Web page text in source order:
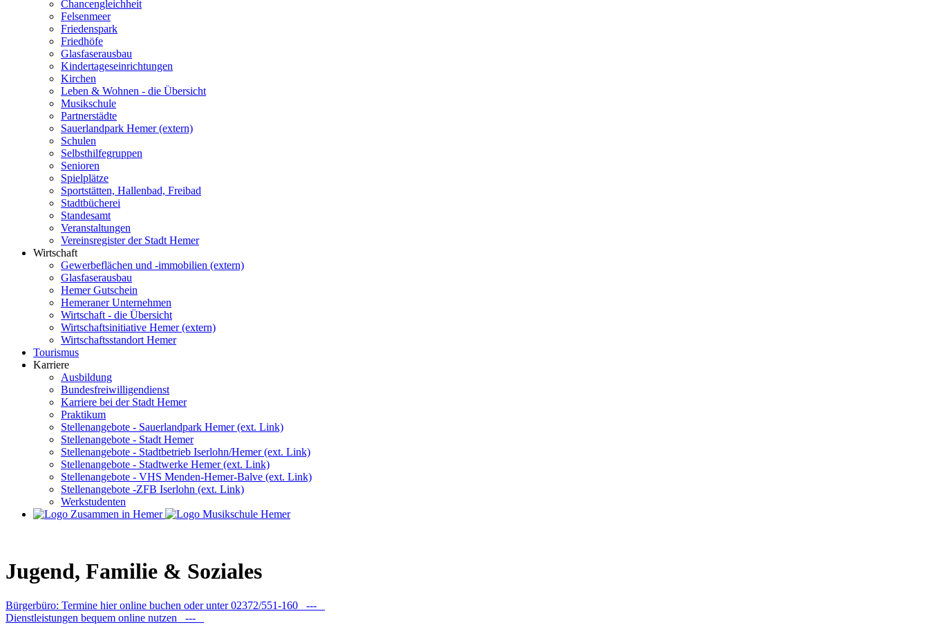
Chancengleichheit
Felsenmeer
Friedenspark
Friedhöfe
Glasfaserausbau
Kindertageseinrichtungen
Kirchen
Leben & Wohnen - die Übersicht
Musikschule
Partnerstädte
Sauerlandpark Hemer (extern)
Schulen
Selbsthilfegruppen
Senioren
Spielplätze
Sportstätten, Hallenbad, Freibad
Stadtbücherei
Standesamt
Veranstaltungen
Vereinsregister der Stadt Hemer
Wirtschaft
Gewerbeflächen und -immobilien (extern)
Glasfaserausbau
Hemer Gutschein
Hemeraner Unternehmen
Wirtschaft - die Übersicht
Wirtschaftsinitiative Hemer (extern)
Wirtschaftsstandort Hemer
Tourismus
Karriere
Ausbildung
Bundesfreiwilligendienst
Karriere bei der Stadt Hemer
Praktikum
Stellenangebote - Sauerlandpark Hemer (ext. Link)
Stellenangebote - Stadt Hemer
Stellenangebote - Stadtbetrieb Iserlohn/Hemer (ext. Link)
Stellenangebote - Stadtwerke Hemer (ext. Link)
Stellenangebote - VHS Menden-Hemer-Balve (ext. Link)
Stellenangebote -ZFB Iserlohn (ext. Link)
Werkstudenten
Jugend, Familie & Soziales
Bürgerbüro: Termine hier online buchen oder unter 02372/551-160 ---
Dienstleistungen bequem online nutzen ---